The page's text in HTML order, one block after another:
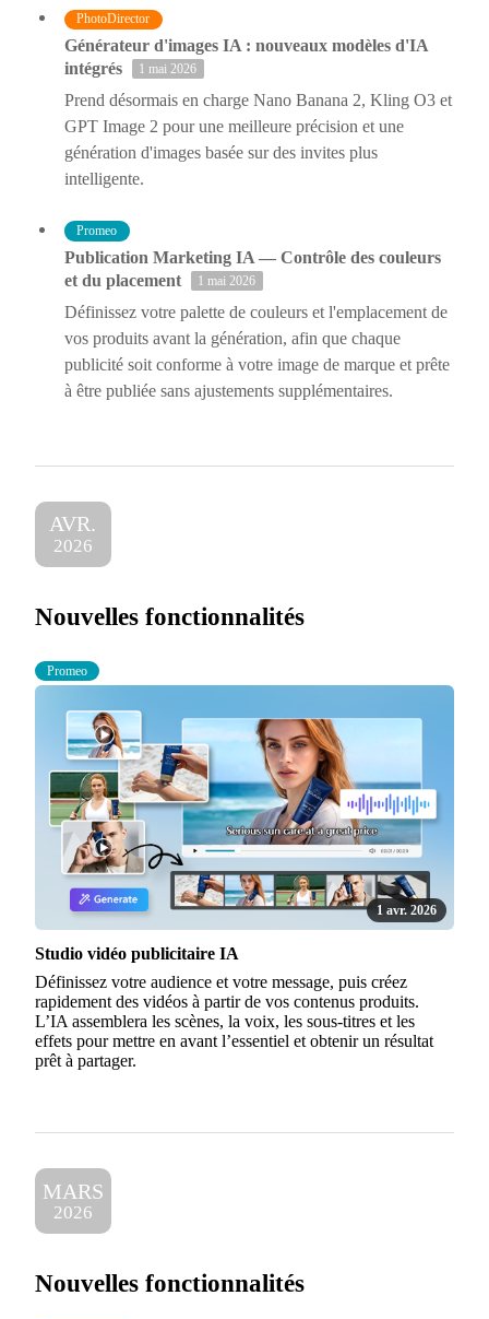
PhotoDirector
Générateur d'images IA : nouveaux modèles d'IA
intégrés
1 mai 2026
Prend désormais en charge Nano Banana 2, Kling O3 et
GPT Image 2 pour une meilleure précision et une
génération d'images basée sur des invites plus
intelligente.
Promeo
Publication Marketing IA — Contrôle des couleurs
et du placement
1 mai 2026
Définissez votre palette de couleurs et l'emplacement de
vos produits avant la génération, afin que chaque
publicité soit conforme à votre image de marque et prête
à être publiée sans ajustements supplémentaires.
AVR.
2026
Nouvelles fonctionnalités
Promeo
1 avr. 2026
Studio vidéo publicitaire IA
Définissez votre audience et votre message, puis créez
rapidement des vidéos à partir de vos contenus produits.
L’IA assemblera les scènes, la voix, les sous-titres et les
effets pour mettre en avant l’essentiel et obtenir un résultat
prêt à partager.
MARS
2026
Nouvelles fonctionnalités